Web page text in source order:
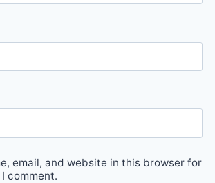
email, and website in this browser for
comment.